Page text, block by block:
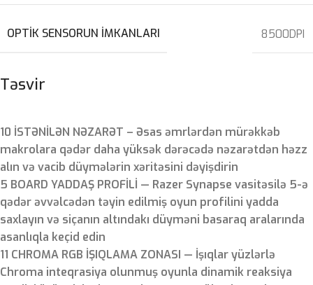
Təsvir
10 İSTƏNİLƏN NƏZARƏT – Əsas əmrlərdən mürəkkəb
makrolara qədər daha yüksək dərəcədə nəzarətdən həzz
alın və vacib düymələrin xəritəsini dəyişdirin
5 BOARD YADDAŞ PROFİLİ — Razer Synapse vasitəsilə 5-ə
qədər əvvəlcədən təyin edilmiş oyun profilini yadda
saxlayın və siçanın altındakı düyməni basaraq aralarında
asanlıqla keçid edin
11 CHROMA RGB İŞIQLAMA ZONASI — İşıqlar yüzlərlə
Chroma inteqrasiya olunmuş oyunla dinamik reaksiya
OPTIK SENSORUN IMKANLARI 8500DPI